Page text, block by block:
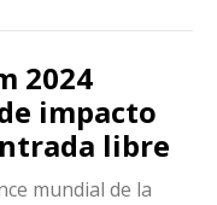
2024
impacto
libre
mundial de la